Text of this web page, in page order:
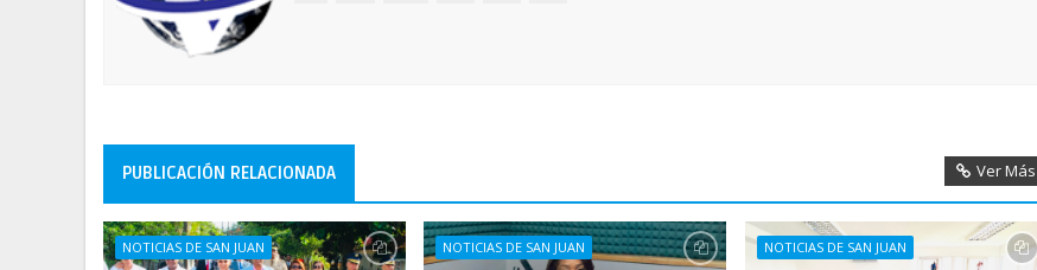
PUBLICACIÓN RELACIONADA Ver Más
NOTICIAS DE SAN JUAN NOTICIAS DE SAN JUAN NOTICIAS DE SAN JUAN